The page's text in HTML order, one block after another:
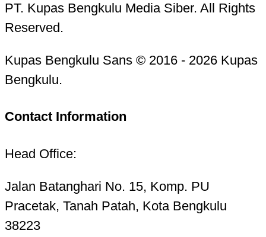
PT. Kupas Bengkulu Media Siber. All Rights
Reserved.
Kupas Bengkulu Sans © 2016 - 2026 Kupas
Bengkulu.
Contact Information
Head Office:
Jalan Batanghari No. 15, Komp. PU
Pracetak, Tanah Patah, Kota Bengkulu
38223